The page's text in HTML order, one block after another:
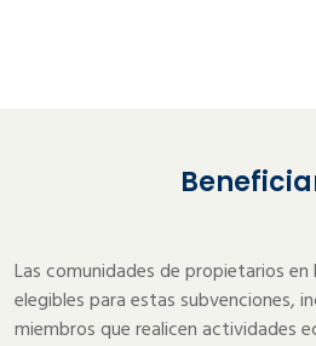
Las comunidades de propietarios en
elegibles para estas subvenciones,
miembros que realicen actividades